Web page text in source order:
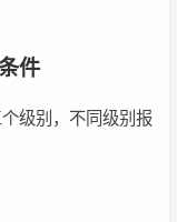
件
级别，不同级别报